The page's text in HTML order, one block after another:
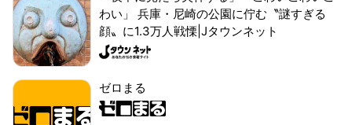
わい」 兵庫・尼崎の公園に佇む〝謎すぎる
顔〟に1.3万人戦慄|Jタウンネット
ゼロまる